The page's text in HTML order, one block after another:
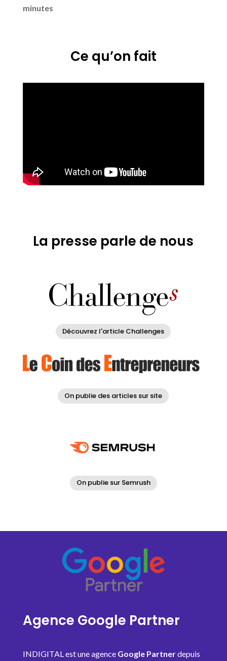
minutes
Ce qu’on fait
La presse parle de nous
Découvrez l'article Challenges
On publie des articles sur site
On publie sur Semrush
Agence Google Partner
INDIGITAL est une agence Google Partnerdepuis